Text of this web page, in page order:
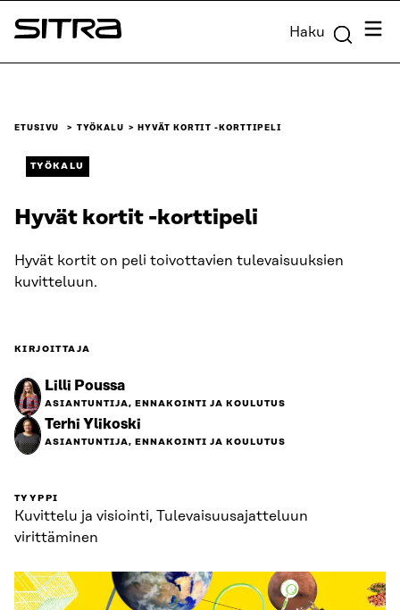
Siirry
suoraan
Sitra Haku
ETUSIVU TYÖKALU HYVÄT KORTIT -KORTTIPELI
TYÖKALU
Hyvät kortit -korttipeli
Hyvät kortit on peli toivottavien tulevaisuuksien
kuvitteluun.
KIRJOITTAJA
Lilli Poussa
ASIANTUNTIJA, ENNAKOINTI JA KOULUTUS
Terhi Ylikoski
ASIANTUNTIJA, ENNAKOINTI JA KOULUTUS
TYYPPI
Kuvittelu ja visiointi, Tulevaisuus­ajatteluun
virittäminen